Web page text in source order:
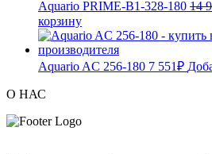
Aquario PRIME-B1-328-180 14
корзину
Aquario AC 256-180 7 551₽
О НАС